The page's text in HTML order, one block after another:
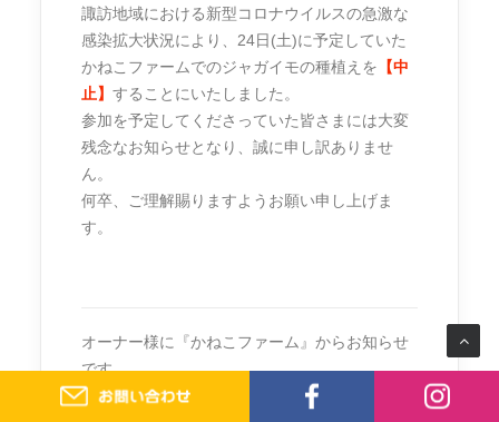
諏訪地域における新型コロナウイルスの急激な
感染拡大状況により、24日(土)に予定していた
かねこファームでのジャガイモの種植えを 【中
止】 することにいたしました。
参加を予定してくださっていた皆さまには大変
残念なお知らせとなり、誠に申し訳ありませ
ん。
何卒、ご理解賜りますようお願い申し上げま
す。
オーナー様に『かねこファーム』からお知らせ
です。
『自分達でつくったものを自分達で食べる』